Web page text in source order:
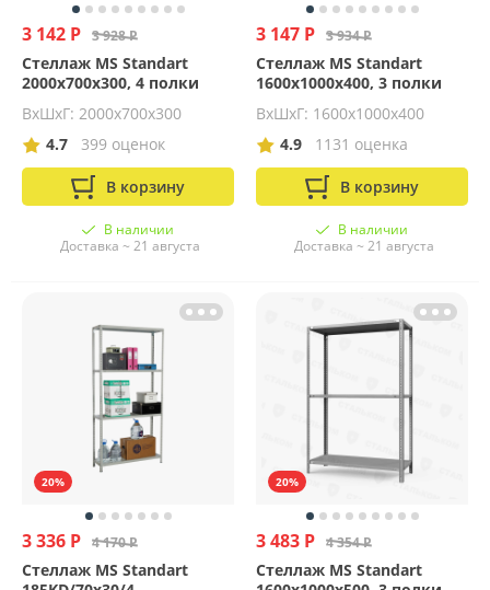
3 142 Р 3 928 Р
Стеллаж MS Standart
2000х700х300, 4 полки
ВхШхГ: 2000x700x300
4.7
399 оценок
В корзину
В наличии
Доставка ~ 21 августа
3 147 Р 3 934 Р
Стеллаж MS Standart
1600х1000х400, 3 полки
ВхШхГ: 1600x1000x400
4.9
1131 оценка
В корзину
В наличии
Доставка ~ 21 августа
20%
3 336 Р 4 170 Р
Стеллаж MS Standart
20%
3 483 Р 4 354 Р
Стеллаж MS Standart